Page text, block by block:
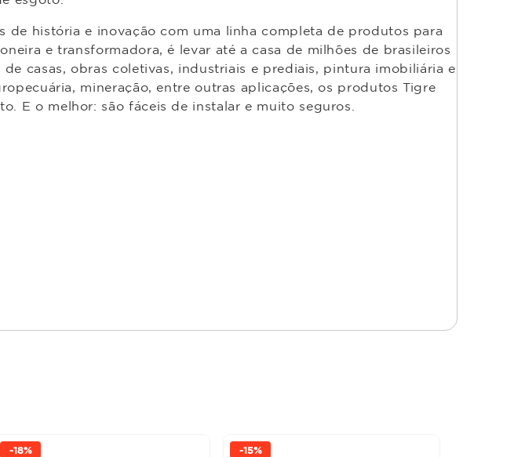
de história e inovação com uma linha completa de produtos para
e transformadora, é levar até a casa de milhões de brasileiros
casas, obras coletivas, industriais e prediais, pintura imobiliária e
mineração, entre outras aplicações, os produtos Tigre
E o melhor: são fáceis de instalar e muito seguros.
-18% -15%